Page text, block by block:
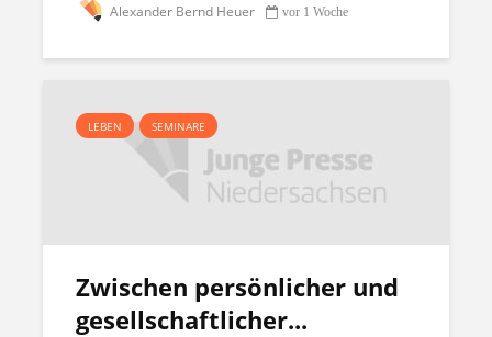
Alexander Bernd Heuer vor 1 Woche
LEBEN SEMINARE
Zwischen persönlicher und
gesellschaftlicher...